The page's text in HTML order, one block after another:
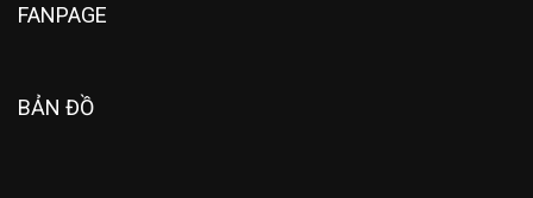
FANPAGE
BẢN ĐỒ